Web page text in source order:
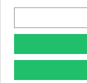
© 2026 Bell